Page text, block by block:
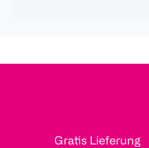
Gratis Lieferung